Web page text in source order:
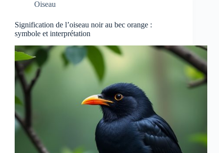
Oiseau
Signification de l’oiseau noir au bec orange :
symbole et interprétation